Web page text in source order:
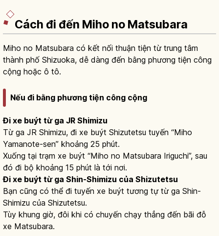
Cách đi đến Miho no Matsubara
Miho no Matsubara có kết nối thuận tiện từ trung tâm
thành phố Shizuoka, dễ dàng đến bằng phương tiện công
cộng hoặc ô tô.
Nếu đi bằng phương tiện công cộng
Đi xe buýt từ ga JR Shimizu
Từ ga JR Shimizu, đi xe buýt Shizutetsu tuyến “Miho
Yamanote-sen” khoảng 25 phút.
Xuống tại trạm xe buýt “Miho no Matsubara Iriguchi”, sau
đó đi bộ khoảng 15 phút là tới nơi.
Đi xe buýt từ ga Shin-Shimizu của Shizutetsu
Bạn cũng có thể đi tuyến xe buýt tương tự từ ga Shin-
Shimizu của Shizutetsu.
Tùy khung giờ, đôi khi có chuyến chạy thẳng đến bãi đỗ
xe Matsubara.